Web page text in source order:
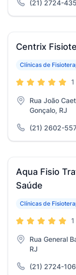
(21) 2724-
Centrix
Clínicas de
Rua João
Gonçalo, RJ
(21) 2602-
Aqua Fisio
Saúde
Clínicas de
Rua General
RJ
(21) 2724-